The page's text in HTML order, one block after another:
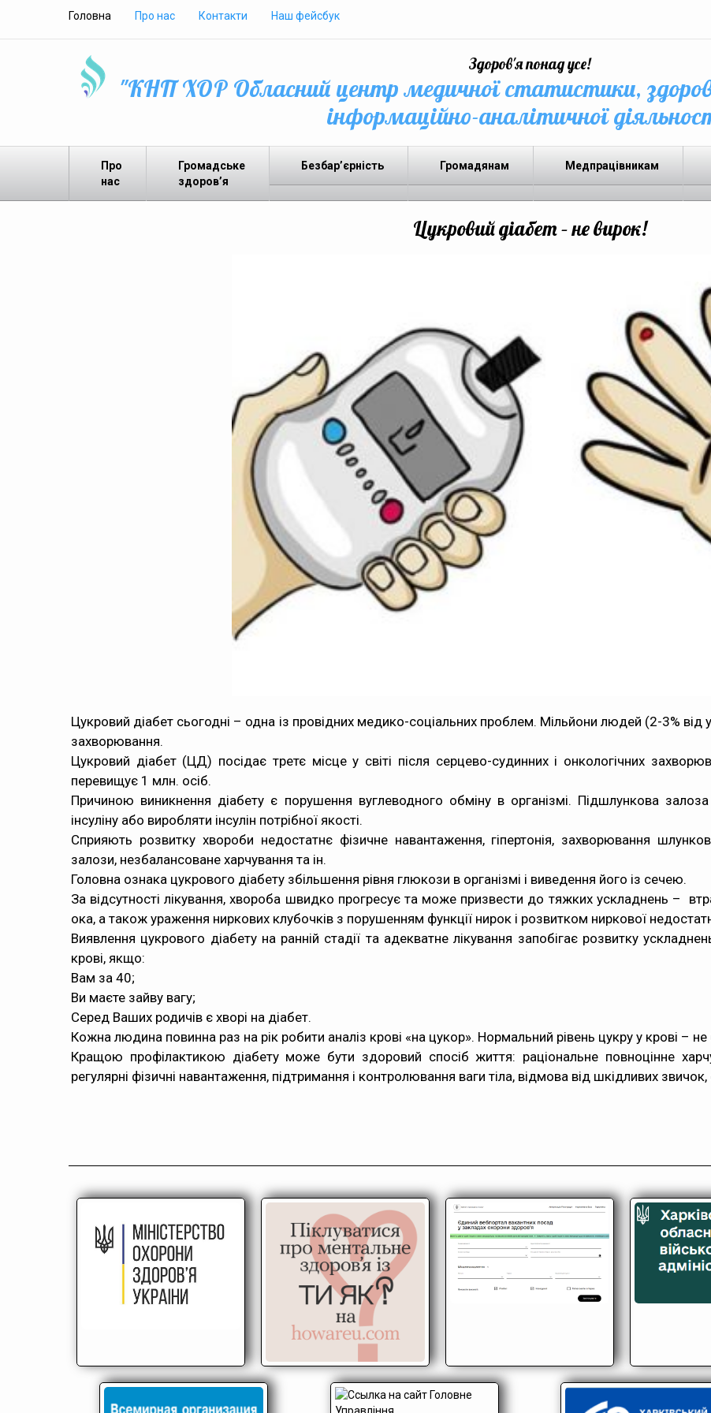
Головна Про нас Контакти Наш фейсбук
Здоров'я понад усе!
"КНП ХОР Обласний центр медичної статистики,
інформаційно-аналітичної
Про
нас
Громадське
здоров’я
Безбар’єрність Громадянам Медпрацівникам
Цукровий діабет – не вирок!
Цукровий діабет сьогодні – одна із провідних медико-соціальних проблем. Мільйони людей (2-3%
захворювання.
Цукровий діабет (ЦД) посідає третє місце у світі після серцево-судинних і онкологічних
перевищує 1 млн. осіб.
Причиною виникнення діабету є порушення вуглеводного обміну в організмі. Підшлункова
інсуліну або виробляти інсулін потрібної якості.
Сприяють розвитку хвороби недостатнє фізичне навантаження, гіпертонія, захворювання
залози, незбалансоване харчування та ін.
Головна ознака цукрового діабету збільшення рівня глюкози в організмі і виведення його із сечею.
За відсутності лікування, хвороба швидко прогресує та може призвести до тяжких ускладнень –
ока, а також ураження ниркових клубочків з порушенням функції нирок і розвитком ниркової
Виявлення цукрового діабету на ранній стадії та адекватне лікування запобігає розвитку
крові, якщо:
Вам за 40;
Ви маєте зайву вагу;
Серед Ваших родичів є хворі на діабет.
Кожна людина повинна раз на рік робити аналіз крові «на цукор». Нормальний рівень цукру у крові –
Кращою профілактикою діабету може бути здоровий спосіб життя: раціональне повноцінне
регулярні фізичні навантаження, підтримання і контролювання ваги тіла, відмова від шкідливих